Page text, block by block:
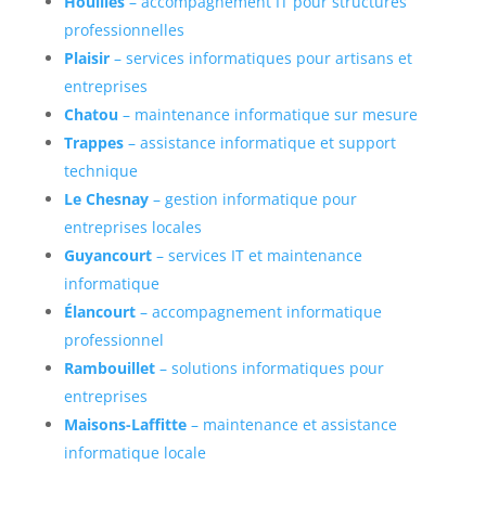
professionnelles
Plaisir– services informatiques pour artisans et
entreprises
Chatou – maintenance informatique sur mesure
Trappes– assistance informatique et support
technique
Le Chesnay– gestion informatique pour
entreprises locales
Guyancourt– services IT et maintenance
informatique
Élancourt– accompagnement informatique
professionnel
Rambouillet– solutions informatiques pour
entreprises
Maisons-Laffitte– maintenance et assistance
informatique locale